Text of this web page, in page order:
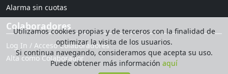
Utilizamos cookies propias y de terceros con la finalidad de
optimizar la visita de los usuarios.
Si continua navegando, consideramos que acepta su uso.
Puede obtener más información aquí
Alarma sin cuotas
Colaboradores
Log In / Acceso Colaboradores
Alta como Colaborador